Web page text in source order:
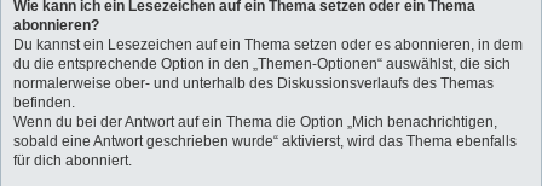
Wie kann ich ein Lesezeichen auf ein Thema setzen oder ein Thema
abonnieren?
Du kannst ein Lesezeichen auf ein Thema setzen oder es abonnieren, in dem
du die entsprechende Option in den „Themen-Optionen“ auswählst, die sich
normalerweise ober- und unterhalb des Diskussionsverlaufs des Themas
befinden.
Wenn du bei der Antwort auf ein Thema die Option „Mich benachrichtigen,
sobald eine Antwort geschrieben wurde“ aktivierst, wird das Thema ebenfalls
für dich abonniert.